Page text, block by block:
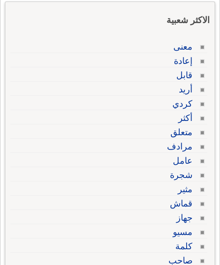
الاكثر شعبية
معنى
إعادة
قابل
أريد
كردي
أكثر
متعلق
مرادف
عامل
شجرة
مثير
قماش
جهاز
مسيو
كلمة
صاحب